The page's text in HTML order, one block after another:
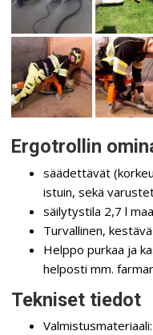
Ergotrollin
säädettävät
istuin, sekä
säilytystila 2,7 l
Turvallinen,
Helppo purkaa ja
helposti mm.
Tekniset tiedot